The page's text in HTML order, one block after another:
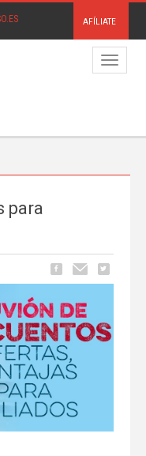
AFÍLIATE
Menú
para